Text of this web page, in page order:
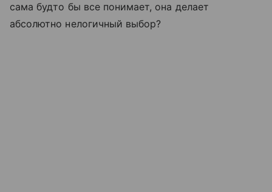
сама будто бы все понимает, она делает
абсолютно нелогичный выбор?